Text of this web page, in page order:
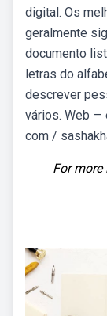
digital. Os
geralmente
documento
letras do
descrever
vários. Web —
com /
For